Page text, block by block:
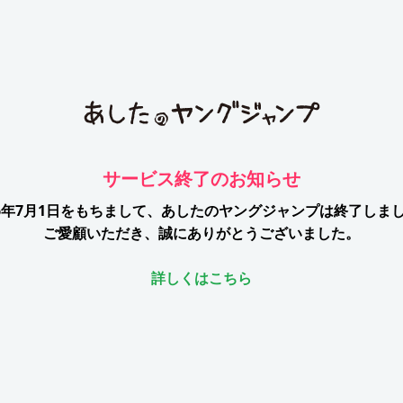
サービス終了のお知らせ
7月1日をもちまして、 あしたのヤングジャンプは終了しま
ご愛顧いただき、誠にありがとうございました。
詳しくはこちら